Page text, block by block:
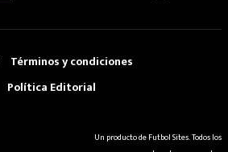
Términos y condiciones
Política Editorial
Un producto de Futbol Sites. Todos los